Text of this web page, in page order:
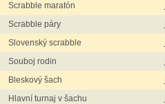
Scrabble maratón
Scrabble páry
Slovenský scrabble
Souboj rodin
Bleskový šach
Hlavní turnaj v šachu